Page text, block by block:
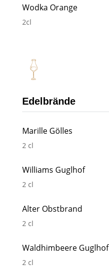
Wodka Orange
2cl
Edelbrände
Marille Gölles
2 cl
Williams Guglhof
2 cl
Alter Obstbrand
2 cl
Waldhimbeere Guglhof
2 cl